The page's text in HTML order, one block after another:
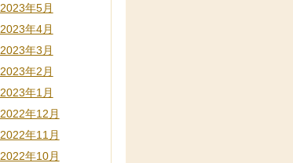
2023年5月
2023年4月
2023年3月
2023年2月
2023年1月
2022年12月
2022年11月
2022年10月